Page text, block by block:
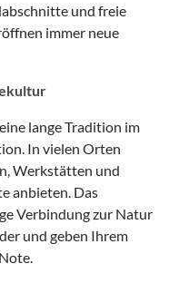
und freie
immer neue
lange Tradition im
In vielen Orten
Werkstätten und
anbieten. Das
Verbindung zur Natur
und geben Ihrem